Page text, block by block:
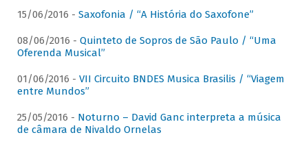
15/06/2016 - Saxofonia / “A História do Saxofone”
08/06/2016 - Quinteto de Sopros de São Paulo / “Uma
Oferenda Musical”
01/06/2016 - VII Circuito BNDES Musica Brasilis / “Viagem
entre Mundos”
25/05/2016 - Noturno – David Ganc interpreta a música
de câmara de Nivaldo Ornelas